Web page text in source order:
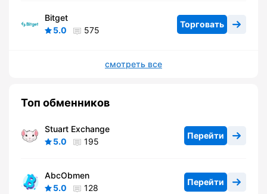
Bitget
5.0
575
Торговать
смотреть все
Топ обменников
Stuart Exchange
5.0
195
Перейти
AbcObmen
5.0
128
Перейти